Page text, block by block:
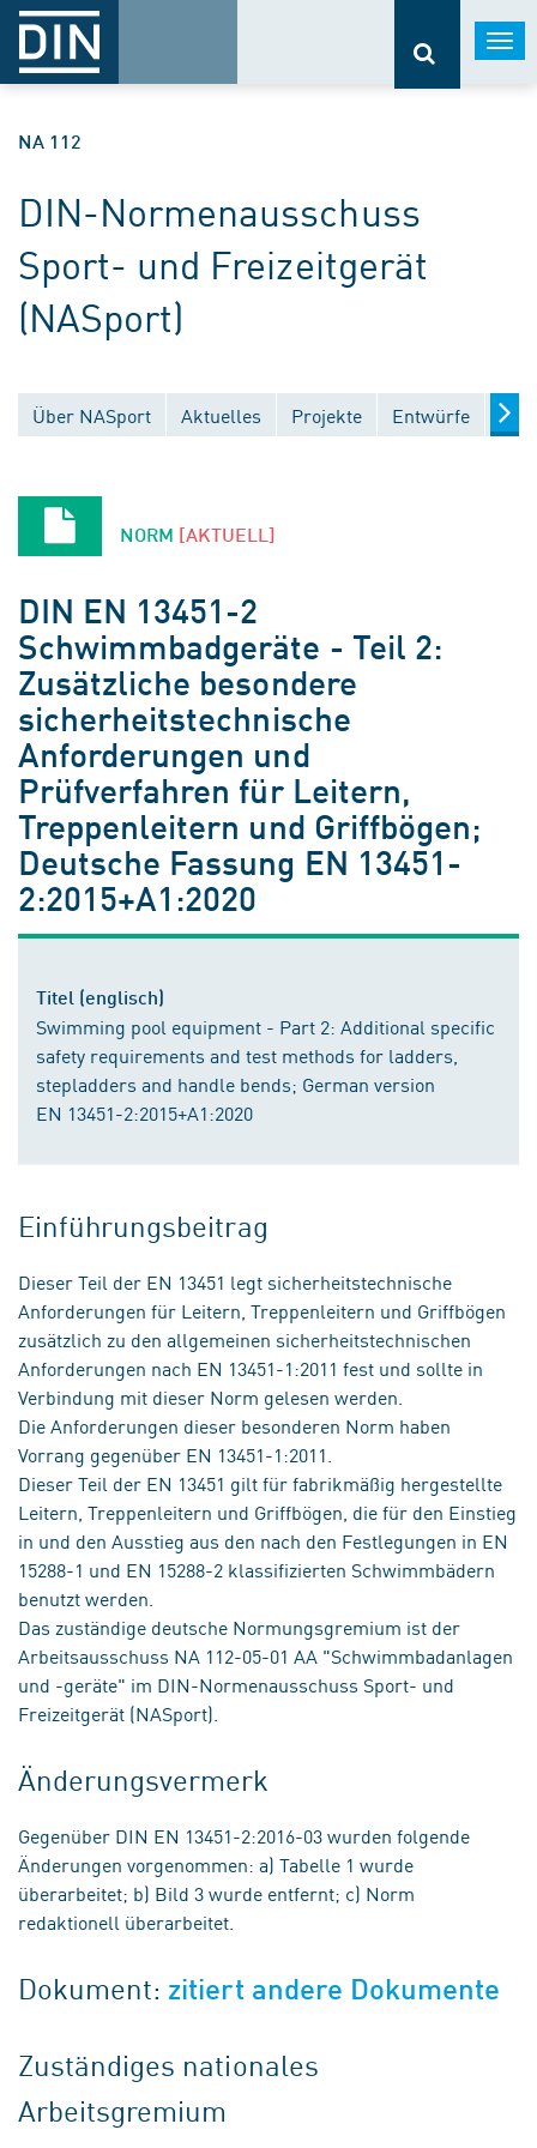
NA 112
DIN-Normenausschuss
Sport- und Freizeitgerät
(NASport)
Über NASport Aktuelles Projekte Entwürfe
NORM [AKTUELL]
DIN EN 13451-2
Schwimmbadgeräte - Teil 2:
Zusätzliche besondere
sicherheitstechnische
Anforderungen und
Prüfverfahren für Leitern,
Treppenleitern und Griffbögen;
Deutsche Fassung EN 13451-
2:2015+A1:2020
Titel (englisch)
Swimming pool equipment - Part 2: Additional specific
safety requirements and test methods for ladders,
stepladders and handle bends; German version
EN 13451-2:2015+A1:2020
Einführungsbeitrag
Dieser Teil der EN 13451 legt sicherheitstechnische
Anforderungen für Leitern, Treppenleitern und Griffbögen
zusätzlich zu den allgemeinen sicherheitstechnischen
Anforderungen nach EN 13451-1:2011 fest und sollte in
Verbindung mit dieser Norm gelesen werden.
Die Anforderungen dieser besonderen Norm haben
Vorrang gegenüber EN 13451-1:2011.
Dieser Teil der EN 13451 gilt für fabrikmäßig hergestellte
Leitern, Treppenleitern und Griffbögen, die für den Einstieg
in und den Ausstieg aus den nach den Festlegungen in EN
15288-1 und EN 15288-2 klassifizierten Schwimmbädern
benutzt werden.
Das zuständige deutsche Normungsgremium ist der
Arbeitsausschuss NA 112-05-01 AA "Schwimmbadanlagen
und -geräte" im DIN-Normenausschuss Sport- und
Freizeitgerät (NASport).
Änderungsvermerk
Gegenüber DIN EN 13451-2:2016-03 wurden folgende
Änderungen vorgenommen: a) Tabelle 1 wurde
überarbeitet; b) Bild 3 wurde entfernt; c) Norm
redaktionell überarbeitet.
Dokument: zitiert andere Dokumente
Zuständiges nationales
Arbeitsgremium